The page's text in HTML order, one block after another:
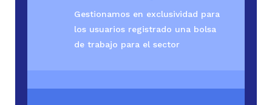
Gestionamos en exclusividad para
los usuarios registrado una bolsa
de trabajo para el sector